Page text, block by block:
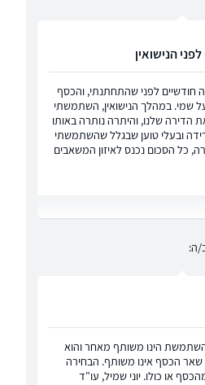
הנישואין
חודשיים לפני שהתחתנתי, והכסף
שמי. במהלך הנישואין, השתמשתי
שלנו, והיתרה נותרה באותו
ובעלי טוען שבגלל שהשתמשתי
כל הסכום נכנס לאיזון המשאבים
ה:
הינו משותף מאחר והוא
הכסף אינו משותף. הבחירה
או כולו. יוני שמיל, עו"ד